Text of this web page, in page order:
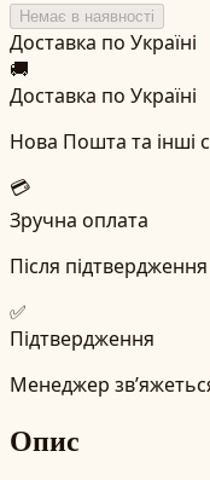
Немає в наявності
Доставка по Україні
🚚
Доставка по Україні
Нова Пошта та інші
💳
Зручна оплата
Після
✅
Підтвердження
Менеджер
Опис